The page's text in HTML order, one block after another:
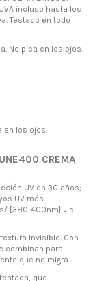
incluso hasta los
Testado en todo
No pica en los ojos.
en los ojos.
CREMA
UV en 30 años;
UV más
[380-400nm] = el
invisible. Con
combinan para
que no migra.
que